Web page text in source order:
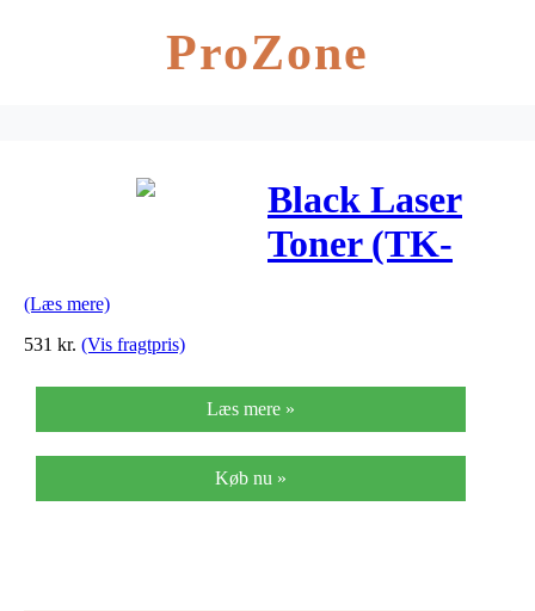
ProZone
Black Laser
Toner (TK-
(Læs mere)
531 kr. (Vis fragtpris)
Læs mere »
Køb nu »